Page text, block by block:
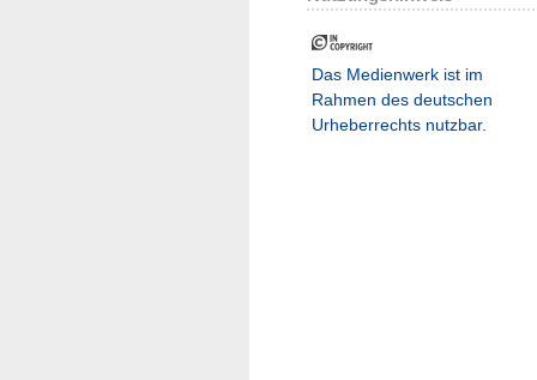
Das Medienwerk ist im
Rahmen des deutschen
Urheberrechts nutzbar.